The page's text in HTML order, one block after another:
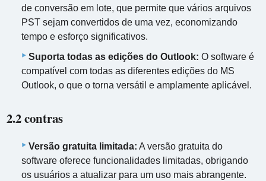
de conversão em lote, que permite que vários arquivos
PST sejam convertidos de uma vez, economizando
tempo e esforço significativos.
Suporta todas as edições do Outlook: O software é
compatível com todas as diferentes edições do MS
Outlook, o que o torna versátil e amplamente aplicável.
2.2 contras
Versão gratuita limitada: A versão gratuita do
software oferece funcionalidades limitadas, obrigando
os usuários a atualizar para um uso mais abrangente.